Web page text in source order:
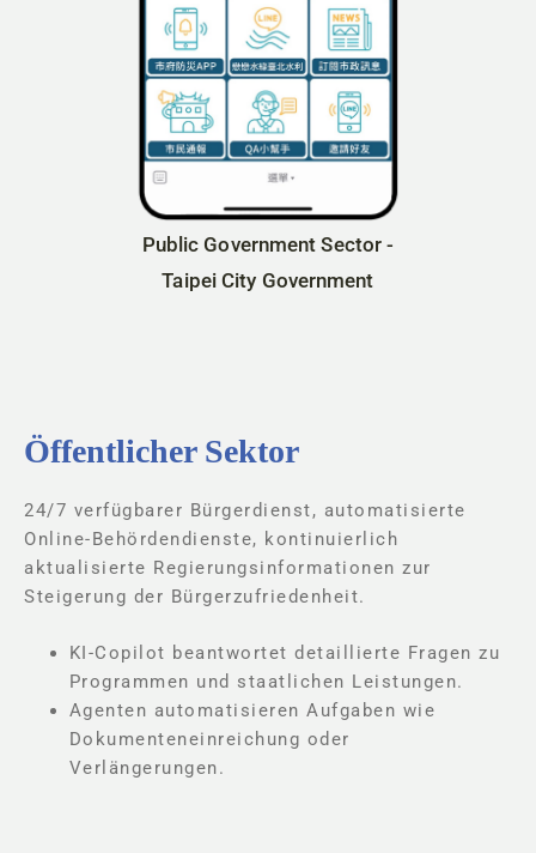
Public Government Sector -
Taipei City Government
Öffentlicher Sektor
24/7 verfügbarer Bürgerdienst, automatisierte
Online-Behördendienste, kontinuierlich
aktualisierte Regierungsinformationen zur
Steigerung der Bürgerzufriedenheit.
KI-Copilot beantwortet detaillierte Fragen zu
Programmen und staatlichen Leistungen.
Agenten automatisieren Aufgaben wie
Dokumenteneinreichung oder
Verlängerungen.